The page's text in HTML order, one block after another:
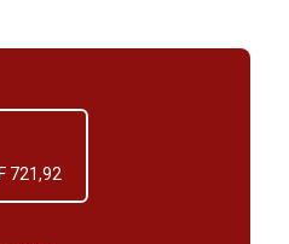
721,92